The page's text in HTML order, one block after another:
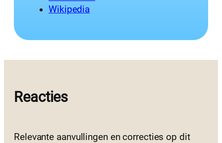
Wikipedia
Reacties
Relevante aanvullingen en correcties op dit